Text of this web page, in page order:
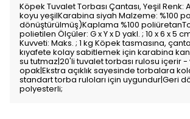
Köpek Tuvalet Torbası Çantası, Yeşil Renk:
koyu yeşilKarabina siyah Malzeme: %100
dönüştürülmüş)Kaplama %100
polietilen Ölçüler: G x Y x D yakl. ; 10 x 6 x 5
Kuvveti: Maks. ; 1 kg Köpek tasmasına,
kıyafete kolay sabitlemek için karabina
su tutmaz|20'li tuvalet torbası rulosu içerir -
opak|Ekstra açıklık sayesinde torbalara
standart torba ruloları için uygundur|Geri
polyesterli;